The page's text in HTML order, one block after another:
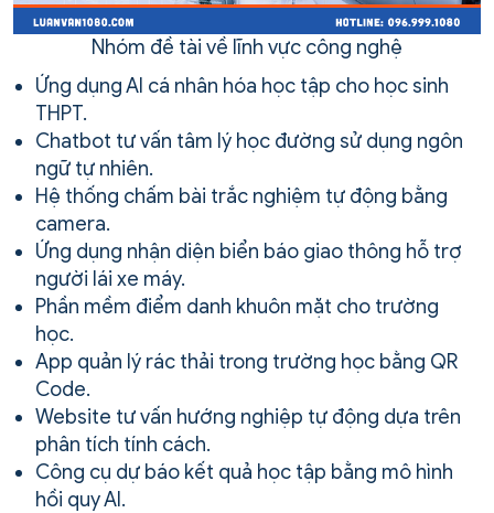
Nhóm đề tài về lĩnh vực công nghệ
Ứng dụng AI cá nhân hóa học tập cho học sinh
THPT.
Chatbot tư vấn tâm lý học đường sử dụng ngôn
ngữ tự nhiên.
Hệ thống chấm bài trắc nghiệm tự động bằng
camera.
Ứng dụng nhận diện biển báo giao thông hỗ trợ
người lái xe máy.
Phần mềm điểm danh khuôn mặt cho trường
học.
App quản lý rác thải trong trường học bằng QR
Code.
Website tư vấn hướng nghiệp tự động dựa trên
phân tích tính cách.
Công cụ dự báo kết quả học tập bằng mô hình
hồi quy AI.